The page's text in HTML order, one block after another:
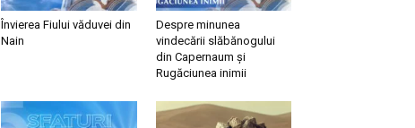
Învierea Fiului văduvei din
Nain
Despre minunea
vindecării slăbănogului
din Capernaum și
Rugăciunea inimii